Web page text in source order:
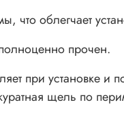
что облегчает
прочен.
при установке
щель по